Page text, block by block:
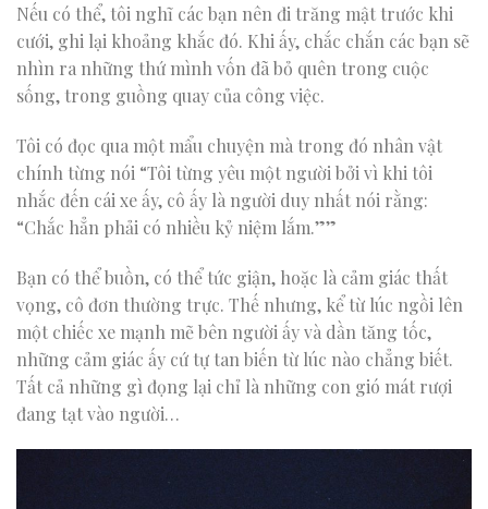
Nếu có thể, tôi nghĩ các bạn nên đi trăng mật trước khi
cưới, ghi lại khoảng khắc đó. Khi ấy, chắc chắn các bạn sẽ
nhìn ra những thứ mình vốn đã bỏ quên trong cuộc
sống, trong guồng quay của công việc.
Tôi có đọc qua một mẩu chuyện mà trong đó nhân vật
chính từng nói “Tôi từng yêu một người bởi vì khi tôi
nhắc đến cái xe ấy, cô ấy là người duy nhất nói rằng:
“Chắc hẳn phải có nhiều kỷ niệm lắm.””
Bạn có thể buồn, có thể tức giận, hoặc là cảm giác thất
vọng, cô đơn thường trực. Thế nhưng, kể từ lúc ngồi lên
một chiếc xe mạnh mẽ bên người ấy và dần tăng tốc,
những cảm giác ấy cứ tự tan biến từ lúc nào chẳng biết.
Tất cả những gì đọng lại chỉ là những con gió mát rượi
đang tạt vào người…